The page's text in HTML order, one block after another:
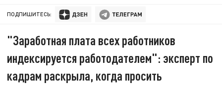
ПОДПИШИТЕСЬ:
"Заработная плата всех работников
индексируется работодателем": эксперт по
кадрам раскрыла, когда просить